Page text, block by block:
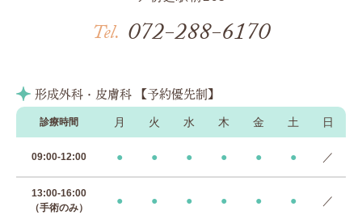
Tel. 072-288-6170
形成外科・皮膚科 【予約優先制】
診療時間 月 火 水 木 金 土 日
09:00-12:00 ● ● ● ● ● ● ／
13:00-16:00
（手術のみ）
● ● ● ● ● ● ／